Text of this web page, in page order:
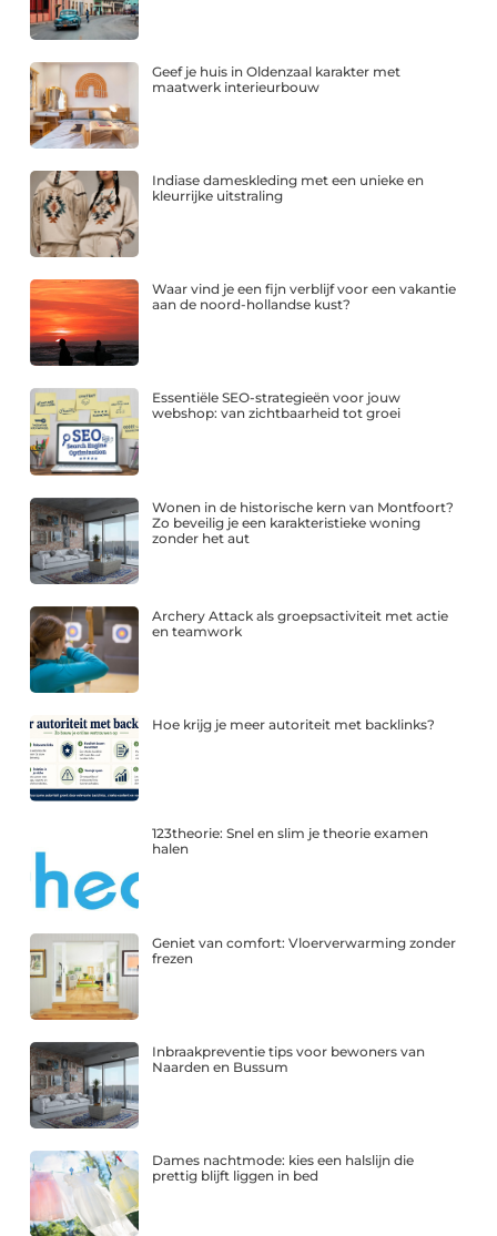
Geef je huis in Oldenzaal karakter met
maatwerk interieurbouw
Indiase dameskleding met een unieke en
kleurrijke uitstraling
Waar vind je een fijn verblijf voor een vakantie
aan de noord-hollandse kust?
Essentiële SEO-strategieën voor jouw
webshop: van zichtbaarheid tot groei
Wonen in de historische kern van Montfoort?
Zo beveilig je een karakteristieke woning
zonder het aut
Archery Attack als groepsactiviteit met actie
en teamwork
Hoe krijg je meer autoriteit met backlinks?
123theorie: Snel en slim je theorie examen
halen
Geniet van comfort: Vloerverwarming zonder
frezen
Inbraakpreventie tips voor bewoners van
Naarden en Bussum
Dames nachtmode: kies een halslijn die
prettig blijft liggen in bed